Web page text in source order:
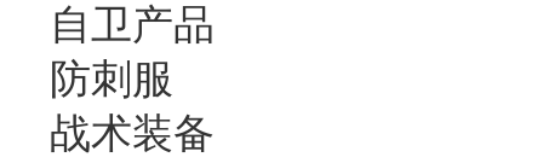
自卫产品
防刺服
战术装备